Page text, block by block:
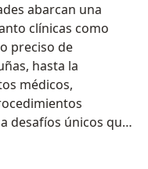
abarcan una
clínicas como
preciso de
hasta la
médicos,
desafíos únicos que
y conocimientos